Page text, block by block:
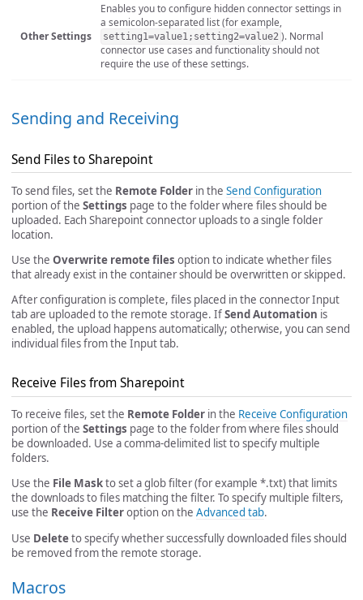
Other Settings
Enables you to configure hidden connector settings in
a semicolon-separated list (for example,
setting1=value1;setting2=value2 ). Normal
connector use cases and functionality should not
require the use of these settings.
Sending and Receiving
Send Files to Sharepoint
To send files, set the Remote Folder in the Send Configuration
portion of the Settings page to the folder where files should be
uploaded. Each Sharepoint connector uploads to a single folder
location.
Use the Overwrite remote files option to indicate whether files
that already exist in the container should be overwritten or skipped.
After configuration is complete, files placed in the connector Input
tab are uploaded to the remote storage. IfSend Automation is
enabled, the upload happens automatically; otherwise, you can send
individual files from the Input tab.
Receive Files from Sharepoint
To receive files, set the Remote Folder in the Receive Configuration
portion of the Settings page to the folder from where files should
be downloaded. Use a comma-delimited list to specify multiple
folders.
Use the File Maskto set a glob filter (for example *.txt) that limits
the downloads to files matching the filter. To specify multiple filters,
use the Receive Filteroption on the Advanced tab.
Use Deleteto specify whether successfully downloaded files should
be removed from the remote storage.
Macros